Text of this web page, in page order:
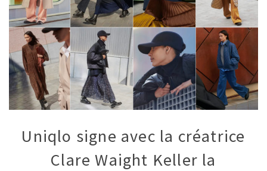
Uniqlo signe avec la créatrice
Clare Waight Keller la